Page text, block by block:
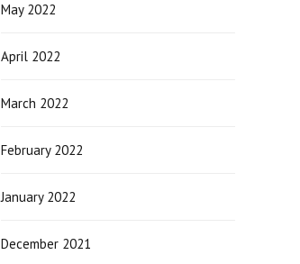
May 2022
April 2022
March 2022
February 2022
January 2022
December 2021